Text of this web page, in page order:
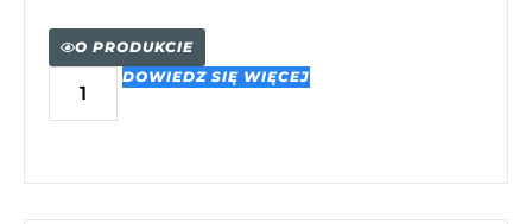
O PRODUKCIE
DOWIEDZ SIĘ WIĘCEJ